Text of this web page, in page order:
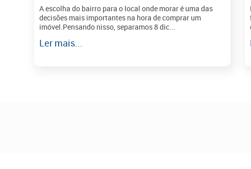
A escolha do bairro para o local onde morar é uma das
decisões mais importantes na hora de comprar um
imóvel.Pensando nisso, separamos 8 dic...
Ler mais...